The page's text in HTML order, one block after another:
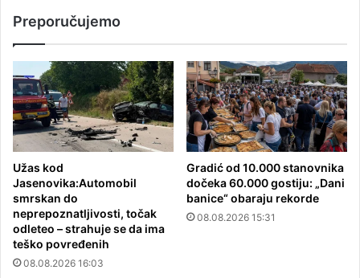
Preporučujemo
Užas kod
Jasenovika:Automobil
smrskan do
neprepoznatljivosti, točak
odleteo – strahuje se da ima
teško povređenih
08.08.2026 16:03
Gradić od 10.000 stanovnika
dočeka 60.000 gostiju: „Dani
banice“ obaraju rekorde
08.08.2026 15:31